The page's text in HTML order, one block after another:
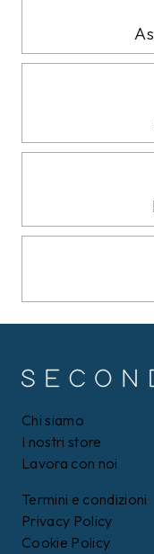
Chi siamo
I nostri store
Lavora con noi
Termini e condizioni
Privacy Policy
Cookie Policy